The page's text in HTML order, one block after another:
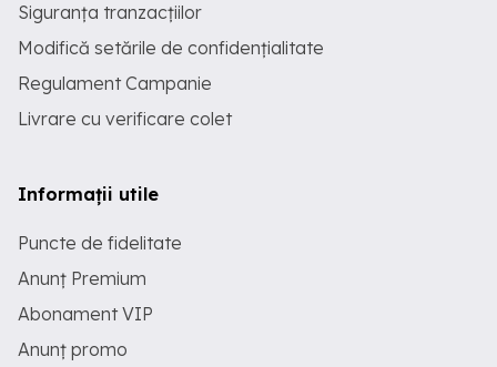
Siguranța tranzacțiilor
Modifică setările de confidențialitate
Regulament Campanie
Livrare cu verificare colet
Informații utile
Puncte de fidelitate
Anunț Premium
Abonament VIP
Anunț promo